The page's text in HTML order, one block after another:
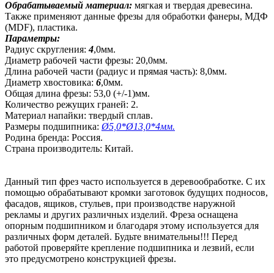
Обрабатываемый материал: мягкая и твердая древесина.
Также применяют данные фрезы для обработки фанеры, МДФ
(MDF), пластика.
Параметры:
Радиус скругления:4,0мм.
Диаметр рабочей части фрезы: 20,0мм.
Длина рабочей части (радиус и прямая часть): 8,0мм.
Диаметр хвостовика: 6,0мм.
Общая длина фрезы: 53,0 (+/-1)мм.
Количество режущих граней: 2.
Материал напайки: твердый сплав.
Размеры подшипника: Ø5,0*Ø13,0*4мм.
Родина бренда: Россия.
Страна производитель: Китай.
Данный тип фрез часто используется в деревообработке. С их
помощью обрабатывают кромки заготовок будущих подносов,
фасадов, ящиков, стульев, при производстве наружной
рекламы и других различных изделий. Фреза оснащена
опорным подшипником и благодаря этому используется для
различных форм деталей. Будьте внимательны!!! Перед
работой проверяйте крепление подшипника и лезвий, если
это предусмотрено конструкцией фрезы.